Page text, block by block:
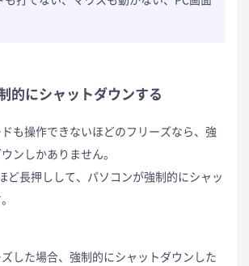
的にシャットダウンする
も操作できないほどのフリーズなら、強
ンしかありません。
ど長押しして、パソコンが強制的にシャッ
した場合、強制的にシャットダウンした